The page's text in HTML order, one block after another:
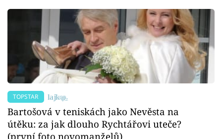
TOPSTAR
Bartošová v teniskách jako Nevěsta na
útěku: za jak dlouho Rychtářovi uteče?
(první foto novomanželů)